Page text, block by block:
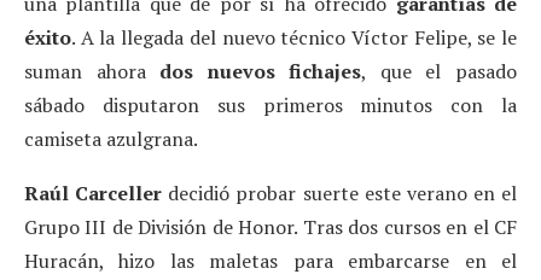
éxito. A la llegada del nuevo técnico Víctor Felipe, se le
suman ahora dos nuevos fichajes, que el pasado
sábado disputaron sus primeros minutos con la
camiseta azulgrana.
Raúl Carceller decidió probar suerte este verano en el
Grupo III de División de Honor. Tras dos cursos en el CF
Huracán, hizo las maletas para embarcarse en el